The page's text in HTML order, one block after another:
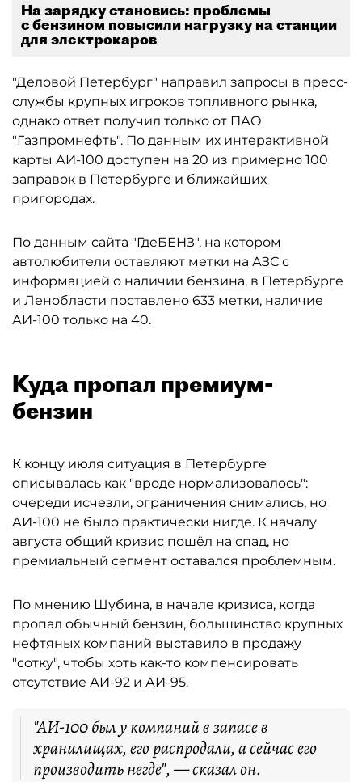
На зарядку становись: проблемы
с бензином повысили нагрузку на станции
для электрокаров
"Деловой Петербург" направил запросы в пресс-
службы крупных игроков топливного рынка,
однако ответ получил только от ПАО
"Газпромнефть". По данным их интерактивной
карты АИ-100 доступен на 20 из примерно 100
заправок в Петербурге и ближайших
пригородах.
По данным сайта "ГдеБЕНЗ", на котором
автолюбители оставляют метки на АЗС с
информацией о наличии бензина, в Петербурге
и Ленобласти поставлено 633 метки, наличие
АИ-100 только на 40.
Куда пропал премиум-
бензин
К концу июля ситуация в Петербурге
описывалась как "вроде нормализовалось":
очереди исчезли, ограничения снимались, но
АИ-100 не было практически нигде. К началу
августа общий кризис пошёл на спад, но
премиальный сегмент оставался проблемным.
По мнению Шубина, в начале кризиса, когда
пропал обычный бензин, большинство крупных
нефтяных компаний выставило в продажу
"сотку", чтобы хоть как-то компенсировать
отсутствие АИ-92 и АИ-95.
"АИ-100 был у компаний в запасе в
хранилищах, его распродали, а сейчас его
производить негде", — сказал он.